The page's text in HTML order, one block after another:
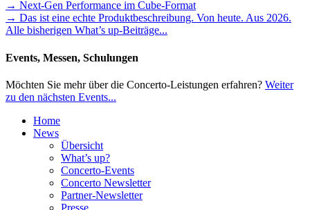
→ Next-Gen Performance im Cube-Format
→ Das ist eine echte Produktbeschreibung. Von heute. Aus 2026.
Alle bisherigen What’s up-Beiträge...
Events, Messen, Schulungen
Möchten Sie mehr über die Concerto-Leistungen erfahren? Weiter
zu den nächsten Events...
Home
News
Übersicht
What’s up?
Concerto-Events
Concerto Newsletter
Partner-Newsletter
Presse